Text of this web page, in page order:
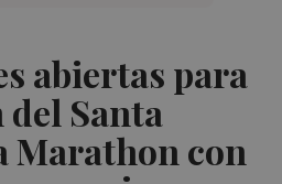
abiertas para
del Santa
Marathon con